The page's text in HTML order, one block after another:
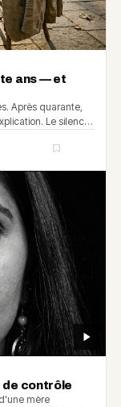
ans — et
Après quarante,
Le silence
de contrôle
mère